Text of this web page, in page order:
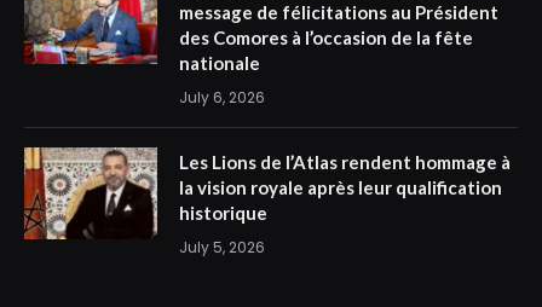
message de félicitations au Président
des Comores à l’occasion de la fête
nationale
July 6, 2026
Les Lions de l’Atlas rendent hommage à
la vision royale après leur qualification
historique
July 5, 2026